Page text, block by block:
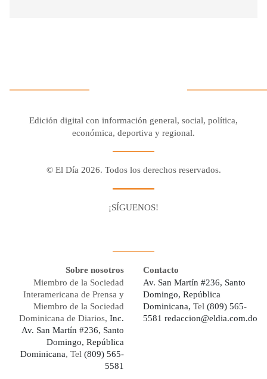
Edición digital con información general, social, política,
económica, deportiva y regional.
© El Día 2026. Todos los derechos reservados.
¡SÍGUENOS!
Sobre nosotros
Miembro de la Sociedad
Interamericana de Prensa y
Miembro de la Sociedad
Dominicana de Diarios, Inc.
Av. San Martín #236, Santo
Domingo, República
Dominicana, Tel (809) 565-
5581
Contacto
Av. San Martín #236, Santo
Domingo, República
Dominicana, Tel (809) 565-
5581 redaccion@eldia.com.do